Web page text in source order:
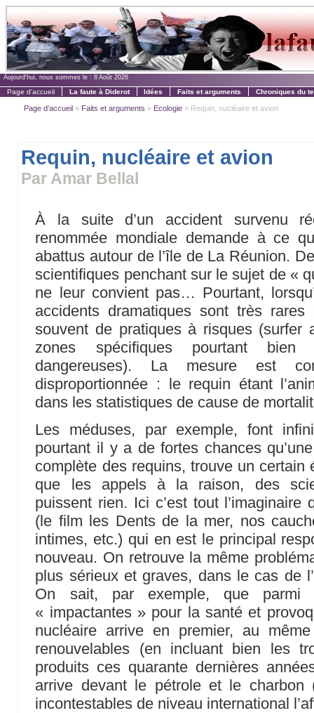
Aujourd'hui, nous sommes le : 8 Août 2026
Page d'accueil La faute à Diderot Idées Faits et arguments Chroniques du
Page d'accueil » Faits et arguments » Ecologie » Requin, nucléaire et avion
Requin, nucléaire et avion
Par Amar Bellal
À la suite d’un accident survenu
renommée mondiale demande à ce
abattus autour de l’île de La Réunion.
scientifiques penchant sur le sujet de «
ne leur convient pas… Pourtant,
accidents dramatiques sont très
souvent de pratiques à risques (surfer
zones spécifiques pourtant bien
dangereuses). La mesure est
disproportionnée : le requin étant
dans les statistiques de cause de
Les méduses, par exemple, font
pourtant il y a de fortes chances
complète des requins, trouve un certain
que les appels à la raison, des
puissent rien. Ici c’est tout
(le film les Dents de la mer, nos
intimes, etc.) qui en est le principal
nouveau. On retrouve la même
plus sérieux et graves, dans le cas de
On sait, par exemple, que parmi
« impactantes » pour la santé et
nucléaire arrive en premier, au
renouvelables (en incluant bien les
produits ces quarante dernières
arrive devant le pétrole et le charbon
incontestables de niveau international